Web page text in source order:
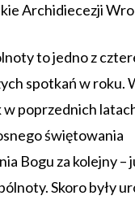
Archidiecezji
to jedno z
spotkań w roku.
poprzednich
świętowania
Bogu za kolejny –
Skoro były